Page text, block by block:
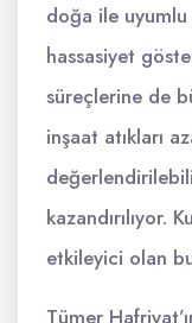
doğa ile
hassasiyet
süreçlerine de
inşaat atıkları
kazandırılıyor.
etkileyici olan
Tümer